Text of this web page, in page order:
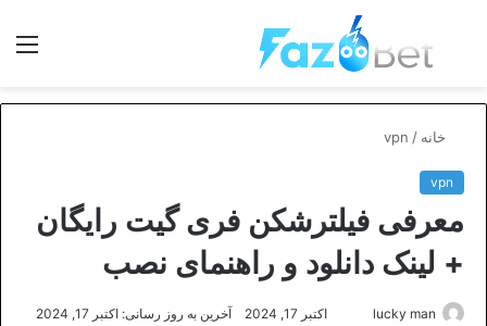
جستجو
برای
خانه /
vpn
vpn
معرفی فیلترشکن فری گیت رایگان
+ لینک دانلود و راهنمای نصب
lucky man
ارسالاکتبر 17, 2024 آخرین به روز رسانی: اکتبر 17, 2024